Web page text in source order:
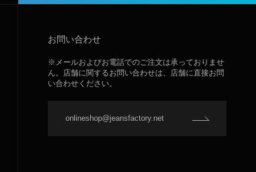
お問い合わせ
※メールおよびお電話でのご注文は承っておりませ
ん。店舗に関するお問い合わせは、店舗に直接お問
い合わせください。
onlineshop@jeansfactory.net